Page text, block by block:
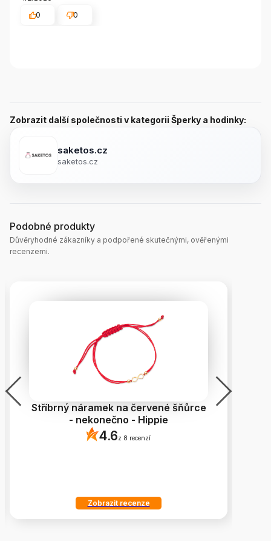
0
0
Zobrazit další společnosti v kategorii Šperky a hodinky:
saketos.cz
saketos.cz
Podobné produkty
Důvěryhodné zákazníky a podpořené skutečnými, ověřenými
recenzemi.
Stříbrný náramek na červené šňůrce
- nekonečno - Hippie
4.6z 8 recenzí
Zobrazit recenze